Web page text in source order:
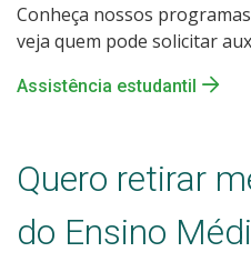
Conheça nossos
veja quem pode solicitar
Assistência estudantil
Quero retirar
do Ensino